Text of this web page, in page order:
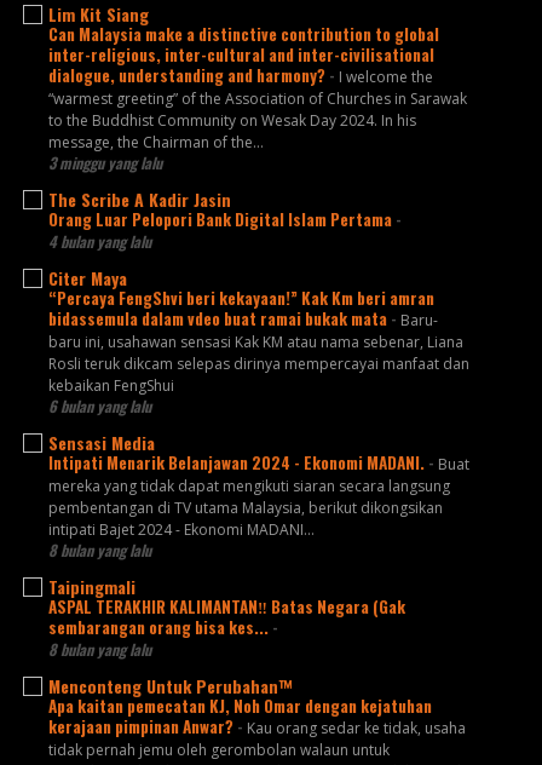
Lim Kit Siang
Can Malaysia make a distinctive contribution to global
inter-religious, inter-cultural and inter-civilisational
dialogue, understanding and harmony? - I welcome the
“warmest greeting” of the Association of Churches in Sarawak
to the Buddhist Community on Wesak Day 2024. In his
message, the Chairman of the...
3 minggu yang lalu
The Scribe A Kadir Jasin
Orang Luar Pelopori Bank Digital Islam Pertama -
4 bulan yang lalu
Citer Maya
“Percaya FengShvi beri kekayaan!” Kak Km beri amran
bidassemula dalam vdeo buat ramai bukak mata - Baru-
baru ini, usahawan sensasi Kak KM atau nama sebenar, Liana
Rosli teruk dikcam selepas dirinya mempercayai manfaat dan
kebaikan FengShui
6 bulan yang lalu
Sensasi Media
Intipati Menarik Belanjawan 2024 - Ekonomi MADANI. - Buat
mereka yang tidak dapat mengikuti siaran secara langsung
pembentangan di TV utama Malaysia, berikut dikongsikan
intipati Bajet 2024 - Ekonomi MADANI...
8 bulan yang lalu
Taipingmali
ASPAL TERAKHIR KALIMANTAN‼️ Batas Negara (Gak
sembarangan orang bisa kes... -
8 bulan yang lalu
Menconteng Untuk Perubahan™
Apa kaitan pemecatan KJ, Noh Omar dengan kejatuhan
kerajaan pimpinan Anwar? - Kau orang sedar ke tidak, usaha
tidak pernah jemu oleh gerombolan walaun untuk